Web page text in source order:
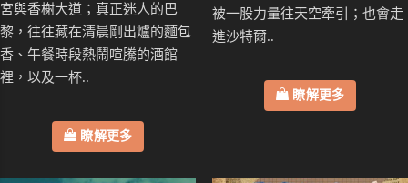
宮與香榭大道；真正迷人的巴
黎，往往藏在清晨剛出爐的麵包
香、午餐時段熱鬧喧騰的酒館
裡，以及一杯..
瞭解更多
被一股力量往天空牽引；也會走
進沙特爾..
瞭解更多